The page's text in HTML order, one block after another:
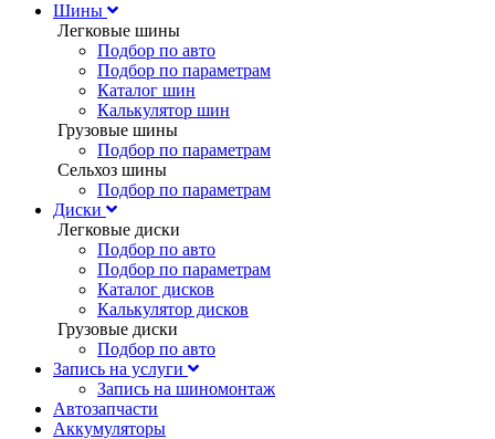
Шины
Легковые шины
Подбор по авто
Подбор по параметрам
Каталог шин
Калькулятор шин
Грузовые шины
Подбор по параметрам
Сельхоз шины
Подбор по параметрам
Диски
Легковые диски
Подбор по авто
Подбор по параметрам
Каталог дисков
Калькулятор дисков
Грузовые диски
Подбор по авто
Запись на услуги
Запись на шиномонтаж
Автозапчасти
Аккумуляторы